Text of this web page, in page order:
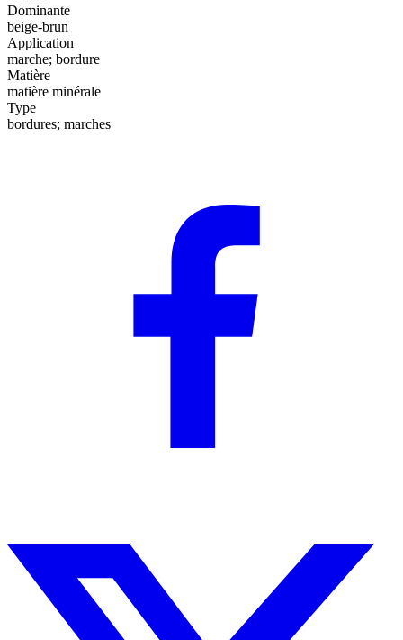
Dominante
beige-brun
Application
marche; bordure
Matière
matière minérale
Type
bordures; marches